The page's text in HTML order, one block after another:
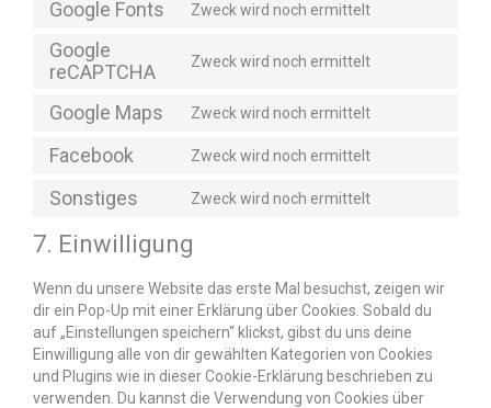
Google Fonts Zweck wird noch ermittelt
Google
reCAPTCHA
Zweck wird noch ermittelt
Google Maps Zweck wird noch ermittelt
Facebook Zweck wird noch ermittelt
Sonstiges Zweck wird noch ermittelt
7. Einwilligung
Wenn du unsere Website das erste Mal besuchst, zeigen wir
dir ein Pop-Up mit einer Erklärung über Cookies. Sobald du
auf „Einstellungen speichern“ klickst, gibst du uns deine
Einwilligung alle von dir gewählten Kategorien von Cookies
und Plugins wie in dieser Cookie-Erklärung beschrieben zu
verwenden. Du kannst die Verwendung von Cookies über